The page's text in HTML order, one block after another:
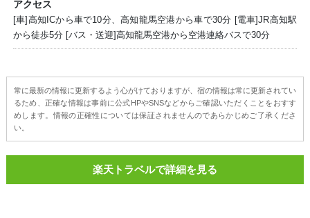
アクセス
[車]高知ICから車で10分、高知龍馬空港から車で30分 [電車]JR高知駅
から徒歩5分 [バス・送迎]高知龍馬空港から空港連絡バスで30分
常に最新の情報に更新するよう心がけておりますが、宿の情報は常に更新されてい
るため、正確な情報は事前に公式HPやSNSなどからご確認いただくことをおすす
めします。情報の正確性については保証されませんのであらかじめご了承くださ
い。
楽天トラベルで詳細を見る